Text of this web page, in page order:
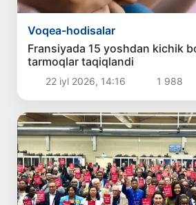
Voqea-hodisalar
Fransiyada 15 yoshdan kichik
tarmoqlar taqiqlandi
22 iyl 2026, 14:16 1 988